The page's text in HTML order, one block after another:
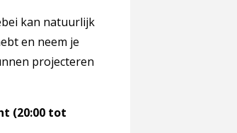
kan natuurlijk
en neem je
projecteren
(20:00 tot